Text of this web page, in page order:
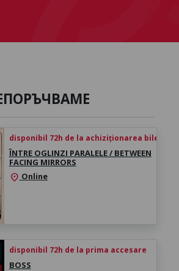
disponibil 72h de la achiziționarea biletului
ÎNTRE OGLINZI PARALELE / BETWEEN
FACING MIRRORS
location_on Online
disponibil 72h de la prima accesare
BOSS